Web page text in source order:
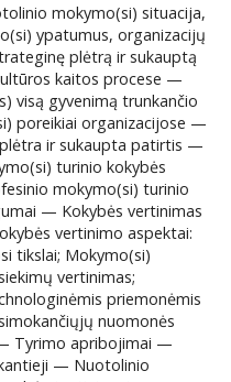
mokymo(si) situacija,
ypatumus, organizacijų
plėtrą ir sukauptą
kaitos procese —
visą gyvenimą trunkančio
poreikiai organizacijose —
ir sukaupta patirtis —
turinio kokybės
mokymo(si) turinio
— Kokybės vertinimas
vertinimo aspektai:
tikslai; Mokymo(si)
vertinimas;
priemonėmis
nuomonės
Tyrimo apribojimai —
— Nuotolinio